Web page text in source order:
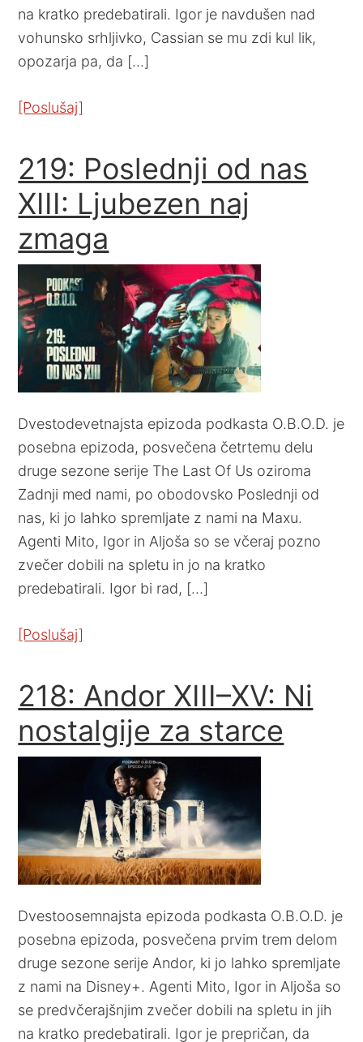
na kratko predebatirali. Igor je navdušen nad
vohunsko srhljivko, Cassian se mu zdi kul lik,
opozarja pa, da […]
[Poslušaj]
219: Poslednji od nas
XIII: Ljubezen naj
zmaga
Dvestodevetnajsta epizoda podkasta O.B.O.D. je
posebna epizoda, posvečena četrtemu delu
druge sezone serije The Last Of Us oziroma
Zadnji med nami, po obodovsko Poslednji od
nas, ki jo lahko spremljate z nami na Maxu.
Agenti Mito, Igor in Aljoša so se včeraj pozno
zvečer dobili na spletu in jo na kratko
predebatirali. Igor bi rad, […]
[Poslušaj]
218: Andor XIII–XV: Ni
nostalgije za starce
Dvestoosemnajsta epizoda podkasta O.B.O.D. je
posebna epizoda, posvečena prvim trem delom
druge sezone serije Andor, ki jo lahko spremljate
z nami na Disney+. Agenti Mito, Igor in Aljoša so
se predvčerajšnjim zvečer dobili na spletu in jih
na kratko predebatirali. Igor je prepričan, da